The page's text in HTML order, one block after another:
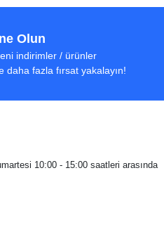
Olun
indirimler / ürünler
daha fazla fırsat yakalayın!
10:00 - 15:00 saatleri arasında